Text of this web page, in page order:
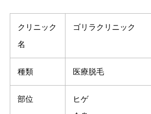
クリニック
名
ゴリラクリニック
種類 医療脱毛
部位 ヒゲ